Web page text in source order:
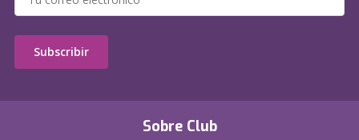
Sobre Club
Subscribir